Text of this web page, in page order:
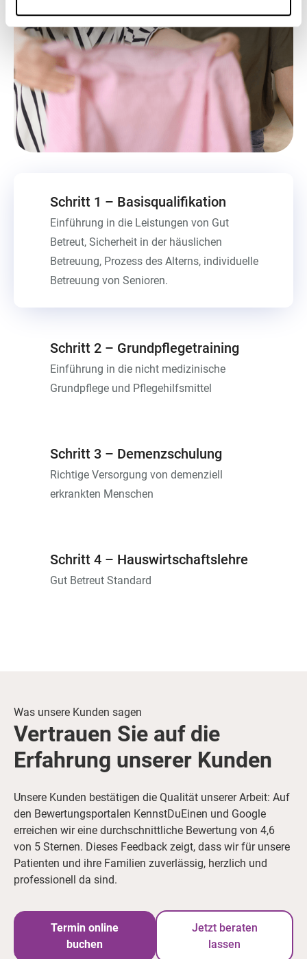
Schritt 1 – Basisqualifikation
Einführung in die Leistungen von Gut
Betreut, Sicherheit in der häuslichen
Betreuung, Prozess des Alterns, individuelle
Betreuung von Senioren.
Schritt 2 – Grundpflegetraining
Einführung in die nicht medizinische
Grundpflege und Pflegehilfsmittel
Schritt 3 – Demenzschulung
Richtige Versorgung von demenziell
erkrankten Menschen
Schritt 4 – Hauswirtschaftslehre
Gut Betreut Standard
Was unsere Kunden sagen
Vertrauen Sie auf die
Erfahrung unserer Kunden
Unsere Kunden bestätigen die Qualität unserer Arbeit: Auf
den Bewertungsportalen KennstDuEinen und Google
erreichen wir eine durchschnittliche Bewertung von 4,6
von 5 Sternen. Dieses Feedback zeigt, dass wir für unsere
Patienten und ihre Familien zuverlässig, herzlich und
professionell da sind.
Termin online
buchen
Jetzt beraten
lassen